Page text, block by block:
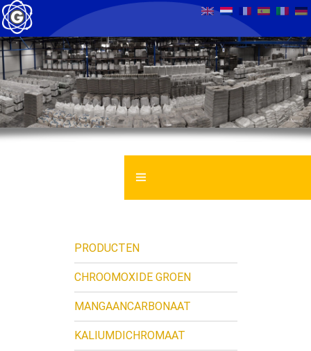
VEILIGHEID INFORMATIEBLAD
PRODUCTEN
CHROOMOXIDE GROEN
MANGAANCARBONAAT
KALIUMDICHROMAAT